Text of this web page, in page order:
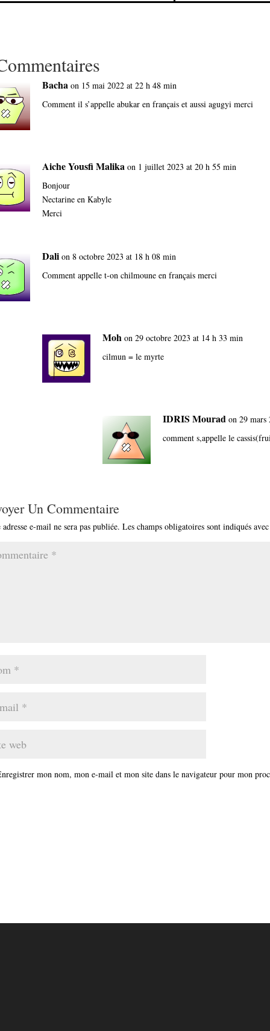
Bacha on 15 mai 2022 at 22 h 48 min
Comment il s’appelle abukar en français et aussi agugyi merci
Aiche Yousfi Malika on 1 juillet 2023 at 20 h 55 min
Bonjour
Nectarine en Kabyle
Merci
Dali on 8 octobre 2023 at 18 h 08 min
Comment appelle t-on chilmoune en français merci
Moh on 29 octobre 2023 at 14 h 33 min
cilmun = le myrte
IDRIS Mourad on 29 mars
comment s,appelle le
Un Commentaire
e-mail ne sera pas publiée. Les champs obligatoires sont indiqués
mon nom, mon e-mail et mon site dans le navigateur pour mon